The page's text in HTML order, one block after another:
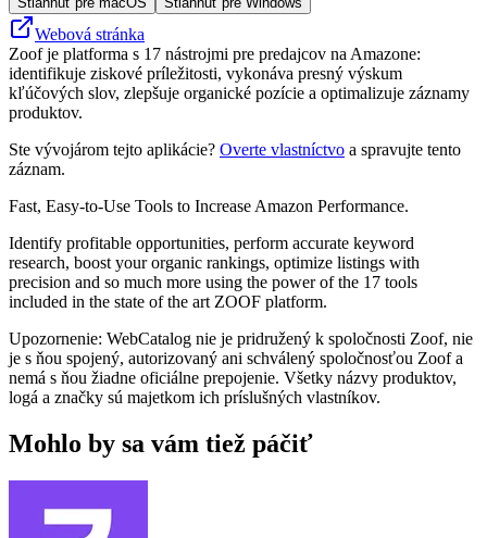
Webová stránka
Zoof je platforma s 17 nástrojmi pre predajcov na Amazone:
identifikuje ziskové príležitosti, vykonáva presný výskum
kľúčových slov, zlepšuje organické pozície a optimalizuje záznamy
produktov.
Ste vývojárom tejto aplikácie? Overte vlastníctvo a spravujte tento
záznam.
Fast, Easy-to-Use Tools to Increase Amazon Performance.
Identify profitable opportunities, perform accurate keyword
research, boost your organic rankings, optimize listings with
precision and so much more using the power of the 17 tools
included in the state of the art ZOOF platform.
Upozornenie: WebCatalog nie je pridružený k spoločnosti Zoof, nie
je s ňou spojený, autorizovaný ani schválený spoločnosťou Zoof a
nemá s ňou žiadne oficiálne prepojenie. Všetky názvy produktov,
logá a značky sú majetkom ich príslušných vlastníkov.
Mohlo by sa vám tiež páčiť